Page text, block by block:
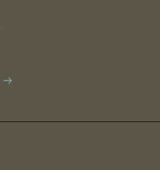
įrašas